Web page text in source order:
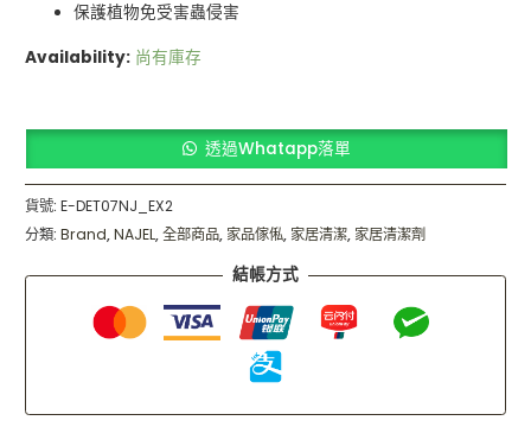
保護植物免受害蟲侵害
Availability: 尚有庫存
透過Whatapp落單
貨號:E-DET07NJ_EX2
分類:Brand,NAJEL,全部商品, 家品傢俬, 家居清潔, 家居清潔劑
結帳方式